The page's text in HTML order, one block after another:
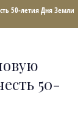
50-летия Дня Земли
50-